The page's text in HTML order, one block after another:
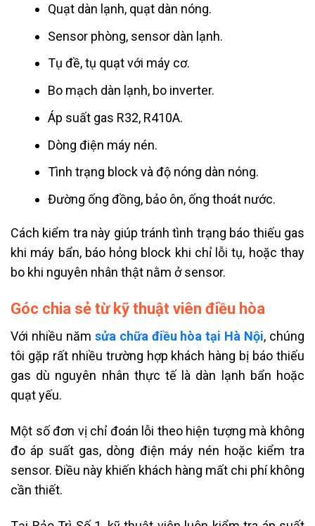
Quạt dàn lạnh, quạt dàn nóng.
Sensor phòng, sensor dàn lạnh.
Tụ đề, tụ quạt với máy cơ.
Bo mạch dàn lạnh, bo inverter.
Áp suất gas R32, R410A.
Dòng điện máy nén.
Tình trạng block và độ nóng dàn nóng.
Đường ống đồng, bảo ôn, ống thoát nước.
Cách kiểm tra này giúp tránh tình trạng báo thiếu gas
khi máy bẩn, báo hỏng block khi chỉ lỗi tụ, hoặc thay
bo khi nguyên nhân thật nằm ở sensor.
Góc chia sẻ từ kỹ thuật viên điều hòa
Với nhiều năm sửa chữa điều hòa tại Hà Nội, chúng
tôi gặp rất nhiều trường hợp khách hàng bị báo thiếu
gas dù nguyên nhân thực tế là dàn lạnh bẩn hoặc
quạt yếu.
Một số đơn vị chỉ đoán lỗi theo hiện tượng mà không
đo áp suất gas, dòng điện máy nén hoặc kiểm tra
sensor. Điều này khiến khách hàng mất chi phí không
cần thiết.